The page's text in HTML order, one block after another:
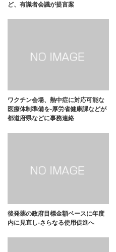
ど、有識者会議が提言案
ワクチン会場、熱中症に対応可能な
医療体制準備を-厚労省健康課などが
都道府県などに事務連絡
後発薬の政府目標金額ベースに年度
内に見直し-さらなる使用促進へ